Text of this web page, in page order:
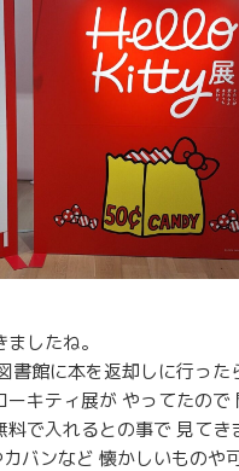
したね。
書館に本を返却しに行った
ーキティ展が やってたので
料で入れるとの事で 見てき
バンなど 懐かしいものや